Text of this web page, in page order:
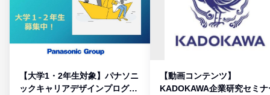
【大学1・2年生対象】パナソニ
ックキャリアデザインプログラ
【動画コンテンツ】
KADOKAWA企業研究セミナ